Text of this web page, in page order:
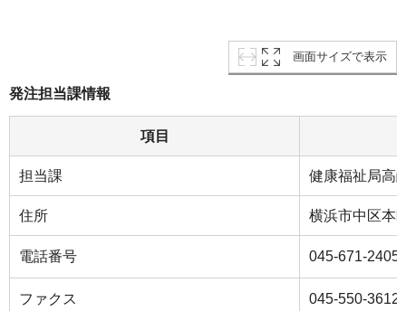
画面サイズで表示
発注担当課情報
項目
担当課 健康福祉局⾼
住所 横浜市中区本
電話番号 045-671-2405
ファクス 045-550-3612